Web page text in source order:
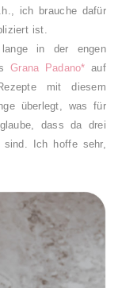
ich brauche dafür
ist.
lange in der engen
Grana Padano* auf
mit diesem
überlegt, was für
dass da drei
sind. Ich hoffe sehr,